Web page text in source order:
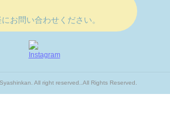
お問い合わせください。
All right reserved..All Rights Reserved.